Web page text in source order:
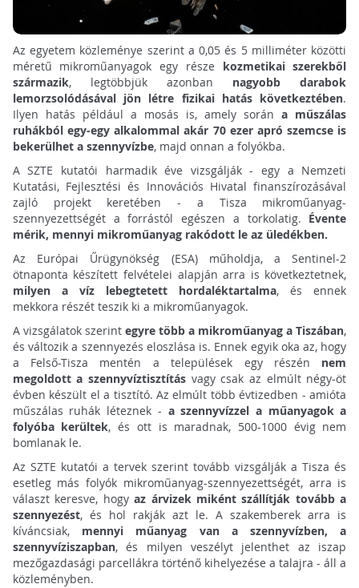
Az egyetem közleménye szerint a 0,05 és 5 milliméter közötti
méretű mikroműanyagok egy része kozmetikai szerekből
származik, legtöbbjük azonban nagyobb darabok
lemorzsolódásával jön létre fizikai hatás következtében.
Ilyen hatás például a mosás is, amely sorána műszálas
ruhákból egy-egy alkalommal akár 70 ezer apró szemcse is
bekerülhet a szennyvízbe, majd onnan a folyókba.
A SZTE kutatói harmadik éve vizsgálják - egy a Nemzeti
Kutatási, Fejlesztési és Innovációs Hivatal finanszírozásával
zajló projekt keretében - a Tisza mikroműanyag-
szennyezettségét a forrástól egészen a torkolatig. Évente
mérik, mennyi mikroműanyag rakódott le az üledékben.
Az Európai Űrügynökség (ESA) műholdja, a Sentinel-2
ötnaponta készített felvételei alapján arra is következtetnek,
milyen a víz lebegtetett hordaléktartalma, és ennek
mekkora részét teszik ki a mikroműanyagok.
A vizsgálatok szerintegyre több a mikroműanyag a Tiszában,
és változik a szennyezés eloszlása is. Ennek egyik oka az, hogy
a Felső-Tisza mentén a települések egy részén nem
megoldott a szennyvíztisztítás vagy csak az elmúlt négy-öt
évben készült el a tisztító. Az elmúlt több évtizedben - amióta
műszálas ruhák léteznek - a szennyvízzel a műanyagok a
folyóba kerültek, és ott is maradnak, 500-1000 évig nem
bomlanak le.
Az SZTE kutatói a tervek szerint tovább vizsgálják a Tisza és
esetleg más folyók mikroműanyag-szennyezettségét, arra is
választ keresve, hogyaz árvizek miként szállítják tovább a
szennyezést, és hol rakják azt le. A szakemberek arra is
kíváncsiak, mennyi műanyag van a szennyvízben, a
szennyvíziszapban, és milyen veszélyt jelenthet az iszap
mezőgazdasági parcellákra történő kihelyezése a talajra - áll a
közleményben.